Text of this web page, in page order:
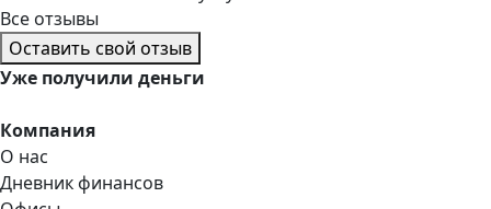
Все отзывы
Оставить свой отзыв
Уже получили деньги
Компания
О нас
Дневник финансов